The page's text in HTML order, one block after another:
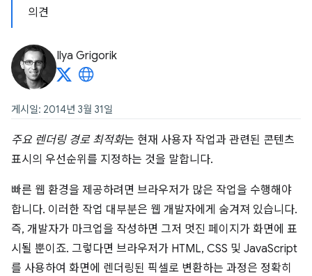
의견
Ilya Grigorik
게시일: 2014년 3월 31일
주요 렌더링 경로 최적화는 현재 사용자 작업과 관련된 콘텐츠
표시의 우선순위를 지정하는 것을 말합니다.
빠른 웹 환경을 제공하려면 브라우저가 많은 작업을 수행해야
합니다. 이러한 작업 대부분은 웹 개발자에게 숨겨져 있습니다.
즉, 개발자가 마크업을 작성하면 그저 멋진 페이지가 화면에 표
시될 뿐이죠. 그렇다면 브라우저가 HTML, CSS 및 JavaScript
를 사용하여 화면에 렌더링된 픽셀로 변환하는 과정은 정확히